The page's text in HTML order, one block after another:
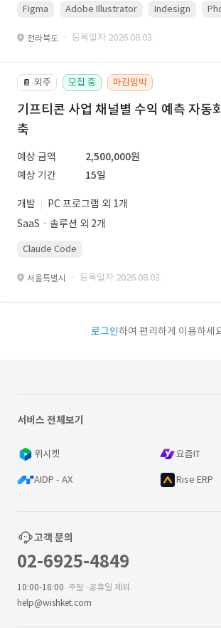
Figma Adobe Illustrator Indesign
전라북도 · 등록일자 2026.08.03.
📔 외주 모집 중 마감임박
기프티콘 사업 채널별 수익 예측 자동
축
예상 금액
2,500,000원
예상 기간
15일
개발
PC 프로그램 외 1개
SaaSㆍ솔루션 외 2개
Claude Code
서울특별시 · 등록일자 2026.08.03.
로그인하여 편리하게 이용하세
서비스 전체보기
위시켓 요즘IT
AIDP - AX Rise ERP
고객 문의
02-6925-4849
10:00-18:00 주말·공휴일 제외
help@wishket.com